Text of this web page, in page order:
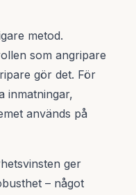
metod.
som angripare
gör det. För
inmatningar,
används på
ger
– något